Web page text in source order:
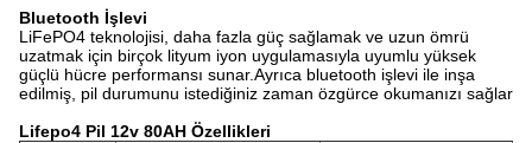
Bluetooth İşlevi
LiFePO4 teknolojisi, daha fazla güç sağlamak ve uzun ömrü
uzatmak için birçok lityum iyon uygulamasıyla uyumlu yüksek
güçlü hücre performansı sunar.Ayrıca bluetooth işlevi ile inşa
edilmiş, pil durumunu istediğiniz zaman özgürce okumanızı sağlar
Lifepo4 Pil 12v 80AH Özellikleri